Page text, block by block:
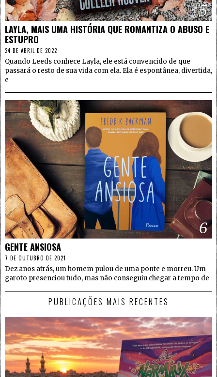
5
LAYLA, MAIS UMA HISTÓRIA QUE ROMANTIZA O ABUSO E
ESTUPRO
24 DE ABRIL DE 2022
Quando Leeds conhece Layla, ele está convencido de que
passará o resto de sua vida com ela. Ela é espontânea, divertida,
e
6
GENTE ANSIOSA
7 DE OUTUBRO DE 2021
Dez anos atrás, um homem pulou de uma ponte e morreu. Um
garoto presenciou tudo, mas não conseguiu chegar a tempo de
PUBLICAÇÕES MAIS RECENTES